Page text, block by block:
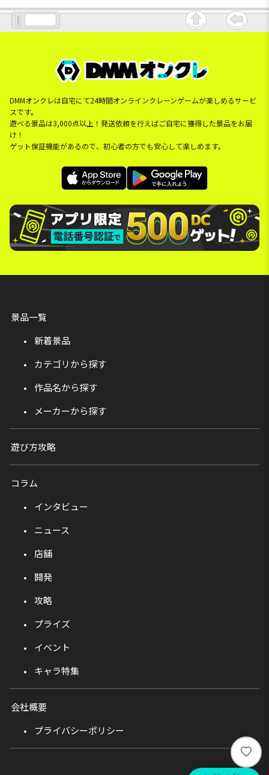
DMMオンクレは自宅にて24時間オンラインクレーンゲームが楽しめるサービ
スです。
遊べる景品は3,000点以上！発送依頼を行えばご自宅に獲得した景品をお届
け！
ゲット保証機能があるので、初心者の方でも安心して楽しめます。
い
い
景品一覧
新着景品
カテゴリから探す
作品名から探す
メーカーから探す
遊び方攻略
コラム
インタビュー
ニュース
店舗
開発
攻略
プライズ
イベント
キャラ特集
会社概要
プライバシーポリシー